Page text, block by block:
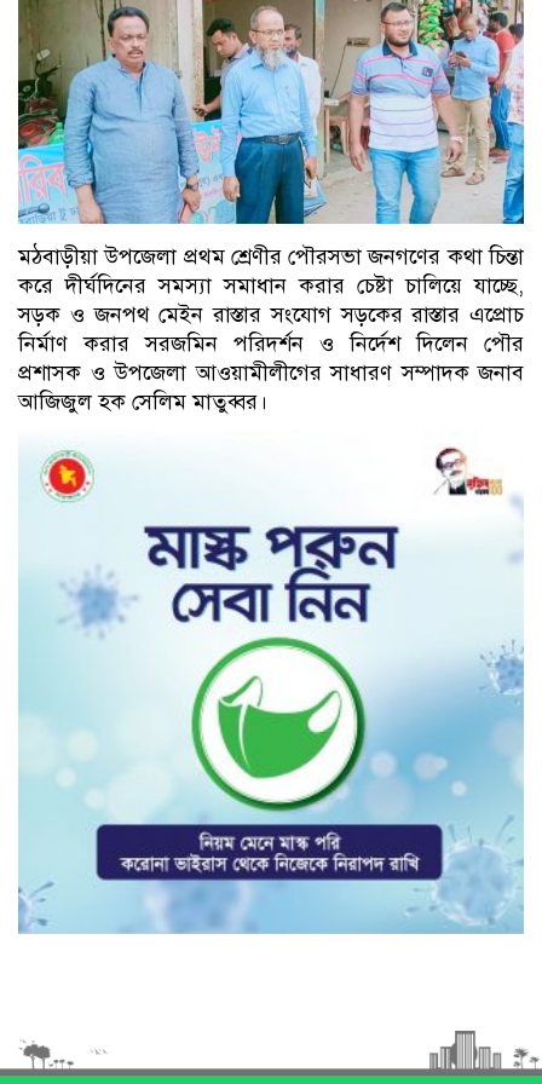
মঠবাড়ীয়া উপজেলা প্রথম শ্রেণীর পৌরসভা জনগণের কথা চিন্তা
করে দীর্ঘদিনের সমস্যা সমাধান করার চেষ্টা চালিয়ে যাচ্ছে,
সড়ক ও জনপথ মেইন রাস্তার সংযোগ সড়কের রাস্তার এপ্রোচ
নির্মাণ করার সরজমিন পরিদর্শন ও নির্দেশ দিলেন পৌর
প্রশাসক ও উপজেলা আওয়ামীলীগের সাধারণ সম্পাদক জনাব
আজিজুল হক সেলিম মাতুব্বর।